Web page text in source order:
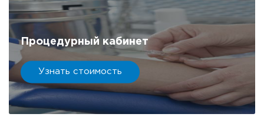
Процедурный кабинет
Узнать стоимость